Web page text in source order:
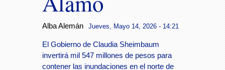
Alba Alemán Jueves, Mayo 14, 2026 - 14:21
El Gobierno de Claudia Sheimbaum
invertirá mil 547 millones de pesos para
contener las inundaciones en el norte de